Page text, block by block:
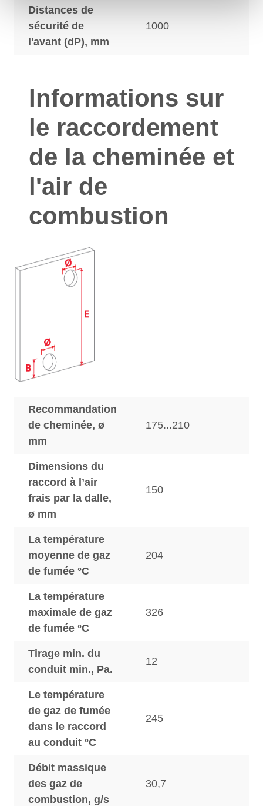
Distances de
sécurité de
l'avant (dP), mm
1000
Informations sur
le raccordement
de la cheminée et
l'air de
combustion
Recommandation
de cheminée, ø
mm
175...210
Dimensions du
raccord à l’air
frais par la dalle,
ø mm
150
La température
moyenne de gaz
de fumée °C
204
La température
maximale de gaz
de fumée °C
326
Tirage min. du
conduit min., Pa.
12
Le température
de gaz de fumée
dans le raccord
au conduit °C
245
Débit massique
des gaz de
combustion, g/s
30,7